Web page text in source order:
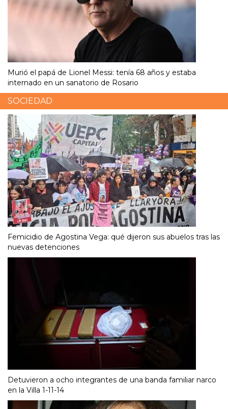
Murió el papá de Lionel Messi: tenía 68 años y estaba
internado en un sanatorio de Rosario
SOCIEDAD
Femicidio de Agostina Vega: qué dijeron sus abuelos tras las
nuevas detenciones
Detuvieron a ocho integrantes de una banda familiar narco
en la Villa 1-11-14